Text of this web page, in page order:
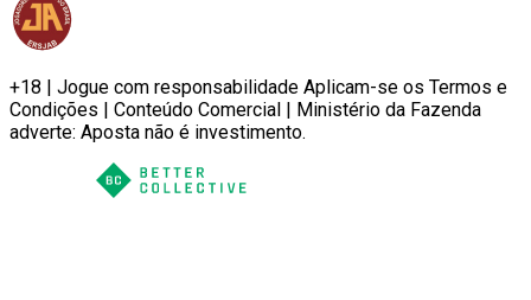
+18 | Jogue com responsabilidade Aplicam-se os Termos e
Condições | Conteúdo Comercial | Ministério da Fazenda
adverte: Aposta não é investimento.